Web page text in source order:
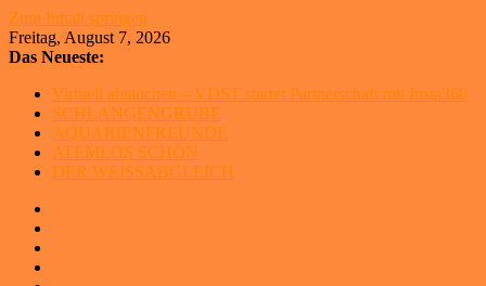
Zum Inhalt springen
Freitag, August 7, 2026
Das Neueste:
Virtuell abtauchen – VDST startet Partnerschaft mit Insta360
SCHLANGENGRUBE
AQUARIENFREUNDE
ATEMLOS SCHÖN
DER WEISSABGLEICH